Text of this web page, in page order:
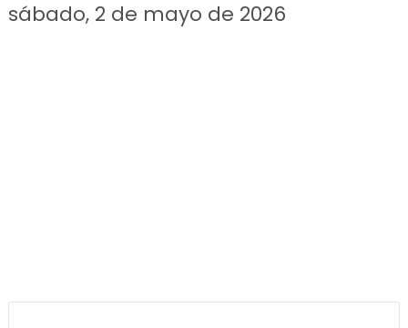
sábado, 2 de mayo de 2026